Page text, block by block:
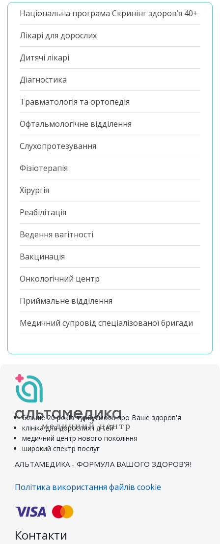
Національна програма Скринінг здоров’я 40+
Лікарі для дорослих
Дитячі лікарі
Діагностика
Травматологія та ортопедія
Офтальмологічне відділення
Слухопротезування
Фізіотерапія
Хірургія
Реабілітація
Ведення вагітності
Вакцинація
Онкологічний центр
Приймальне відділення
Медичний супровід спеціалізованої бригади
альтамедика
медичний центр
більше 20 років турбуємось про Ваше здоров'я
клініка для дорослих і дітей
медичний центр нового покоління
широкий спектр послуг
АЛЬТАМЕДИКА - ФОРМУЛА ВАШОГО ЗДОРОВ'Я!
Політика використання файлів cookie
Контакти